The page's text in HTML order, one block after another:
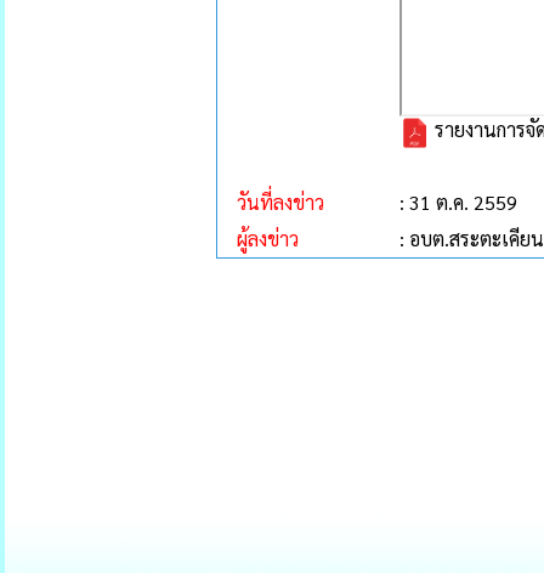
รายงานการ
วันที่ลงข่าว
: 31 ต.ค. 2559
ผู้ลงข่าว
: อบต.สระตะเคียน